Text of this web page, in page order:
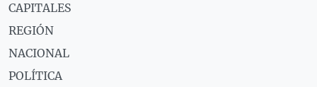
CAPITALES
REGIÓN
NACIONAL
POLÍTICA